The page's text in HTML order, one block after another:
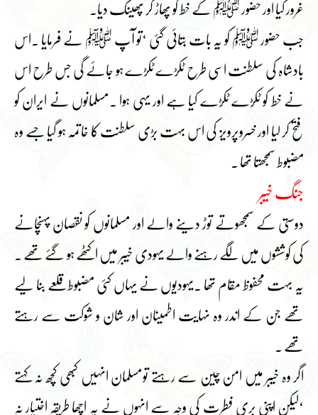
غرور کیا اور حضور ﷺ کے خط کو پھاڑ کر پھینک دیا۔
جب حضور ﷺ کو یہ بات بتائی گئی ‘تو آپ ﷺ نے فرمایا ۔اس
بادشاہ کی سلطنت اسی طرح ٹکڑے ٹکڑے ہو جائے گی جس طرح اس
نے خط کو ٹکڑے ٹکڑے کیا ہے اور یہی ہوا ۔مسلمانوں نے ایران کو
فتح کر لیا اور خسروپرویز کی اس بہت بڑی سلطنت کا خاتمہ ہو گیا جسے وہ
مضبوط سمجھتا تھا ۔
جنگ خیبر
دوستی کے سمجھوتے توڑ دینے والے اور مسلمانوں کو نقصان پہنچانے
کی کوششوں میں لگے رہنے والے یہودی خیبر میں اکٹھے ہو گئے تھے ۔
یہ بہت محفوظ مقام تھا ۔یہودیوں نے یہاں کئی مضبوط قلعے بنا لیے
تھے جن کے اندر وہ نہایت اطمینان اور شان و شوکت سے رہتے
تھے ۔
اگر وہ خیبر میں امن چین سے رہتے تومسلمان انہیں کبھی کچھ نہ کہتے
‘لیکن اپنی بری فطرت کی وجہ سے انہوں نے یہ اچھا طریقہ اختیار نہ